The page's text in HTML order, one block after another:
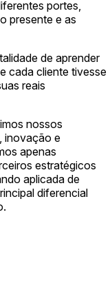
portes,
presente e as
de aprender
cada cliente tivesse
reais
nossos
inovação e
apenas
estratégicos
aplicada de
diferencial